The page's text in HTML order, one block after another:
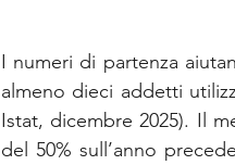
I numeri di partenza
almeno dieci addetti
Istat, dicembre 2025). Il
del 50% sull’anno